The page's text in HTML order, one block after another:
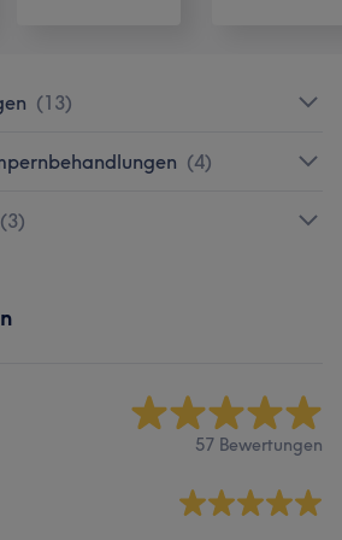
(13)
(4)
(3)
57 Bewertungen